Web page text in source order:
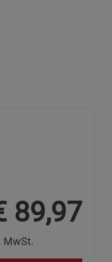
89,97
MwSt.